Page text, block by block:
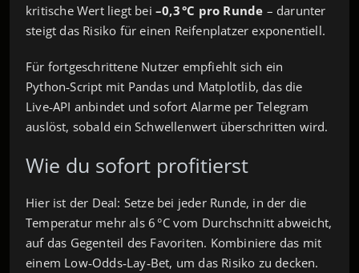
kritische Wert liegt bei –0,3 °C pro Runde – darunter
steigt das Risiko für einen Reifenplatzer exponentiell.
Für fortgeschrittene Nutzer empfiehlt sich ein
Python‑Script mit Pandas und Matplotlib, das die
Live‑API anbindet und sofort Alarme per Telegram
auslöst, sobald ein Schwellenwert überschritten wird.
Wie du sofort profitierst
Hier ist der Deal: Setze bei jeder Runde, in der die
Temperatur mehr als 6 °C vom Durchschnitt abweicht,
auf das Gegenteil des Favoriten. Kombiniere das mit
einem Low‑Odds‑Lay‑Bet, um das Risiko zu decken.